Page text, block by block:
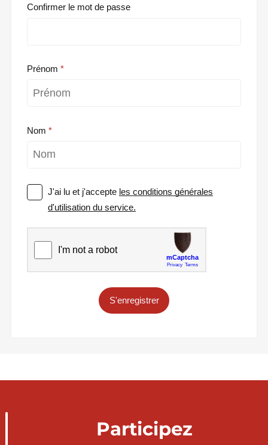
Confirmer le mot de passe
Prénom
Nom
J'ai lu et j'accepte les conditions générales
d'utilisation du service.
S'enregistrer
Participez